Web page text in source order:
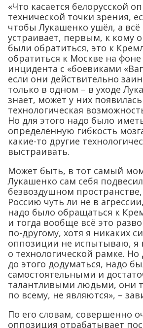
«Что касается белорусской
технической точки зрения,
чтобы Лукашенко ушёл, а всё
устраивает, первым, к кому
были обратиться, это к
обратиться к Москве на фоне
инцидента с «боевиками
если они действительно
только в одном – в уходе
знает, может у них появилась
технологическая
Но для этого надо было
определённую гибкость
какие-то другие
выстраивать.
Может быть, в тот самый
Лукашенко сам себя
безвоздушном
Россию чуть ли не в
надо было обращаться к
и тогда вообще всё это
по-другому, хотя я никаких
оппозиции не испытываю, я
о технологической рамке. Но
до этого додуматься, надо
самостоятельными и
талантливыми людьми, они
по всему, не являются», –
По его словам, совершенно
оппозиция отрабатывает